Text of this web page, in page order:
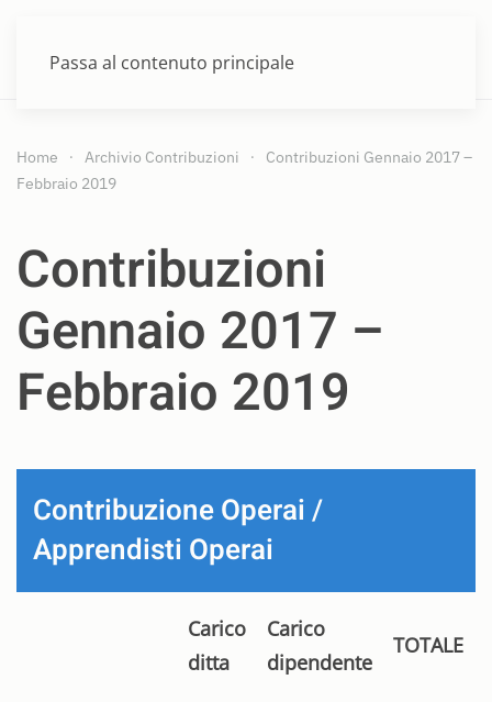
Passa al contenuto principale
Home Archivio Contribuzioni
Contribuzioni Gennaio 2017 –
Febbraio 2019
Contribuzioni
Gennaio 2017 –
Febbraio 2019
Contribuzione Operai /
Apprendisti Operai
Carico
ditta
Carico
dipendente
TOTALE